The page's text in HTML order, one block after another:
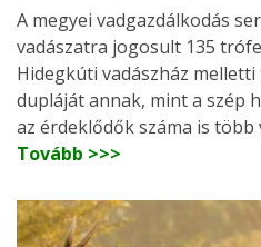
A megyei vadgazdálkodás
vadászatra jogosult 135
Hidegkúti vadászház
dupláját annak, mint a szép
az érdeklődők száma is több
Tovább >>>